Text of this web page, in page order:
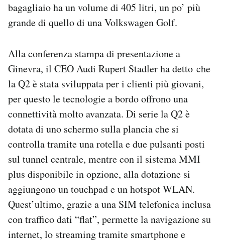
bagagliaio ha un volume di 405 litri, un po’ più
grande di quello di una Volkswagen Golf.
Alla conferenza stampa di presentazione a
Ginevra, il CEO Audi Rupert Stadler ha detto che
la Q2 è stata sviluppata per i clienti più giovani,
per questo le tecnologie a bordo offrono una
connettività molto avanzata. Di serie la Q2 è
dotata di uno schermo sulla plancia che si
controlla tramite una rotella e due pulsanti posti
sul tunnel centrale, mentre con il sistema MMI
plus disponibile in opzione, alla dotazione si
aggiungono un touchpad e un hotspot WLAN.
Quest’ultimo, grazie a una SIM telefonica inclusa
con traffico dati “flat”, permette la navigazione su
internet, lo streaming tramite smartphone e